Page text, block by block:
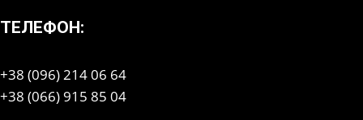
ТЕЛЕФОН:
+38 (096) 214 06 64
+38 (066) 915 85 04